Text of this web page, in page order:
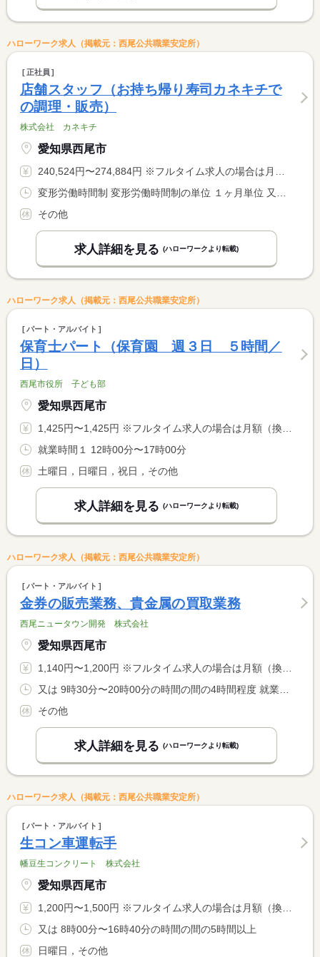
ハローワーク求人（掲載元：西尾公共職業安定所）
正社員
店舗スタッフ（お持ち帰り寿司カネキチで
の調理・販売）
株式会社 カネキチ
愛知県西尾市
240,524円〜274,884円 ※フルタイム求人の場合は月額（換算額）、パート求人の場合は時間額を表示しています。
その他
求人詳細を見る (ハローワークより転載)
ハローワーク求人（掲載元：西尾公共職業安定所）
パート・アルバイト
保育士パート（保育園 週３日 ５時間／
日）
西尾市役所 子ども部
愛知県西尾市
1,425円〜1,425円 ※フルタイム求人の場合は月額（換算額）、パート求人の場合は時間額を表示しています。
就業時間１ 12時00分〜17時00分
土曜日，日曜日，祝日，その他
求人詳細を見る (ハローワークより転載)
ハローワーク求人（掲載元：西尾公共職業安定所）
パート・アルバイト
金券の販売業務、貴金属の買取業務
西尾ニュータウン開発 株式会社
愛知県西尾市
1,140円〜1,200円 ※フルタイム求人の場合は月額（換算額）、パート求人の場合は時間額を表示しています。
その他
求人詳細を見る (ハローワークより転載)
ハローワーク求人（掲載元：西尾公共職業安定所）
パート・アルバイト
生コン車運転手
幡豆生コンクリート 株式会社
愛知県西尾市
1,200円〜1,500円 ※フルタイム求人の場合は月額（換算額）、パート求人の場合は時間額を表示しています。
又は 8時00分〜16時40分の時間の間の5時間以上
日曜日，その他